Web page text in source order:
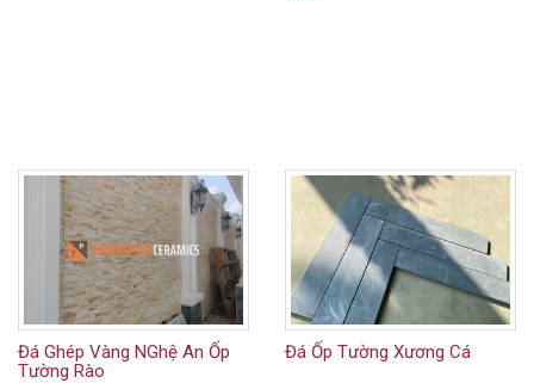
Đá Ghép Vàng NGhệ An Ốp
Tường Rào
Đá Ốp Tường Xương Cá